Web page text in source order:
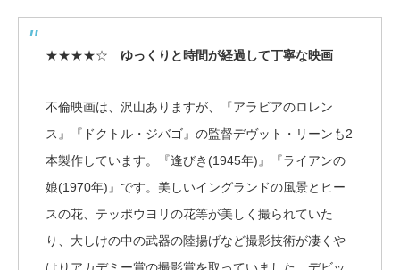
★★★★☆ ゆっくりと時間が経過して丁寧な映画
不倫映画は、沢山ありますが、『アラビアのロレン
ス』『ドクトル・ジバゴ』の監督デヴット・リーンも2
本製作しています。『逢びき(1945年)』『ライアンの
娘(1970年)』です。美しいイングランドの風景とヒー
スの花、テッポウヨリの花等が美しく撮られていた
り、大しけの中の武器の陸揚げなど撮影技術が凄くや